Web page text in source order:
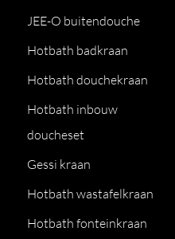
JEE-O buitendouche
Hotbath badkraan
Hotbath douchekraan
Hotbath inbouw
doucheset
Gessi kraan
Hotbath wastafelkraan
Hotbath fonteinkraan